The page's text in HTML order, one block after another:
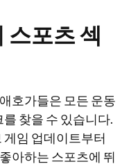
스포츠 섹
호가들은 모든 운동
찾을 수 있습니다.
임 업데이트부터
아하는 스포츠에 뛰